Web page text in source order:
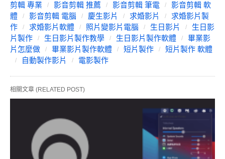
剪輯 專業
影音剪輯 推薦 影音剪輯 筆電
影音剪輯 軟
體
影音剪輯 電腦 慶生影片 求婚影片
求婚影片製
作
求婚影片軟體 照片變影片電腦 生日影片
生日影
片製作
生日影片製作教學 生日影片製作軟體
畢業影
片怎麼做
畢業影片製作軟體 短片製作
短片製作 軟體
自動製作影片
電影製作
相關文章 (RELATED POST)